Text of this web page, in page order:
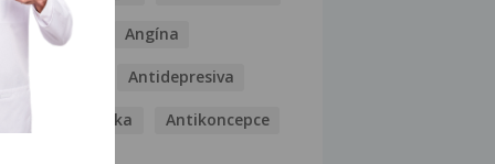
Analgetika Angína
Antidepresiva
Antihistaminika Antikoncepce